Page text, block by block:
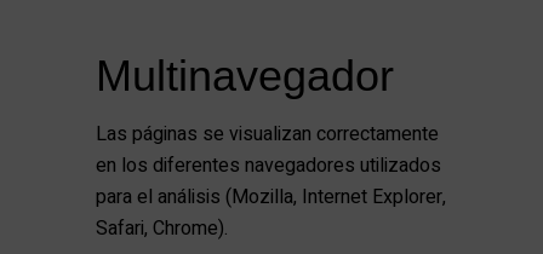
Multinavegador
Las páginas se visualizan correctamente
en los diferentes navegadores utilizados
para el análisis (Mozilla, Internet Explorer,
Safari, Chrome).